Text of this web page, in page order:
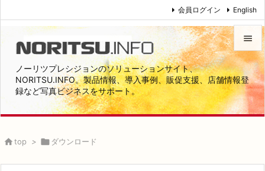
ノーリツプレシジョンのソリューションサイト、
NORITSU.INFO。製品情報、導入事例、販促支援、店舗情報登
録など写真ビジネスをサポート。


メニュ

サイド
次へ
会員ログイン English
top >  ダウンロード